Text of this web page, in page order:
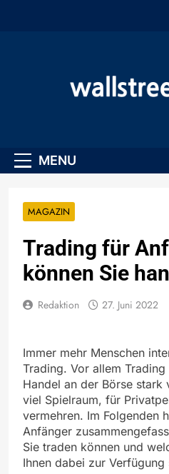
MENU
MAGAZIN
Trading für
können Sie
Redaktion 27. Juni 2022
Immer mehr Menschen
Trading. Vor allem
Handel an der Börse stark
viel Spielraum, für
vermehren. Im Folgenden
Anfänger
Sie traden können und
Ihnen dabei zur Verfügung